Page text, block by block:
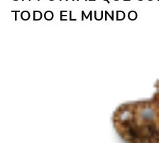
TODO EL MUNDO